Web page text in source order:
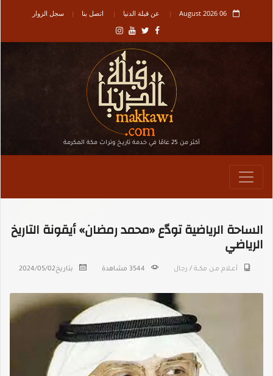
06 August 2026 عن قبلة الدنيا اتصل بنا سجل الزوار
أكثر من 25 عامًا في خدمة تاريـخ وتراث مكة المكرمة
الساحة الرياضية تودّع «محمد رمضان» أيقونة التاريخ
الرياضي
أعــلام مـن مكـــة / رجال 3544 مشاهدة بتاريخ2024/05/02